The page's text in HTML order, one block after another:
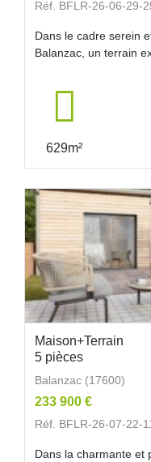
Réf. BFLR-26-06-29-
Dans le cadre serein
Balanzac, un terrain
629m²
Maison+Terrain
5 pièces
Balanzac (17600)
233 900 €
Réf. BFLR-26-07-22-
Dans la charmante et